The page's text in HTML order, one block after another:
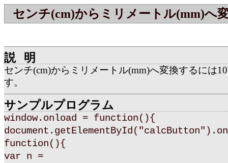
センチ(cm)からミリメートル(mm)へ
説明
センチ(cm)からミリメートル(mm)へ変換するには
す。
サンプルプログラム
window.onload = function(){
function(){
var n =